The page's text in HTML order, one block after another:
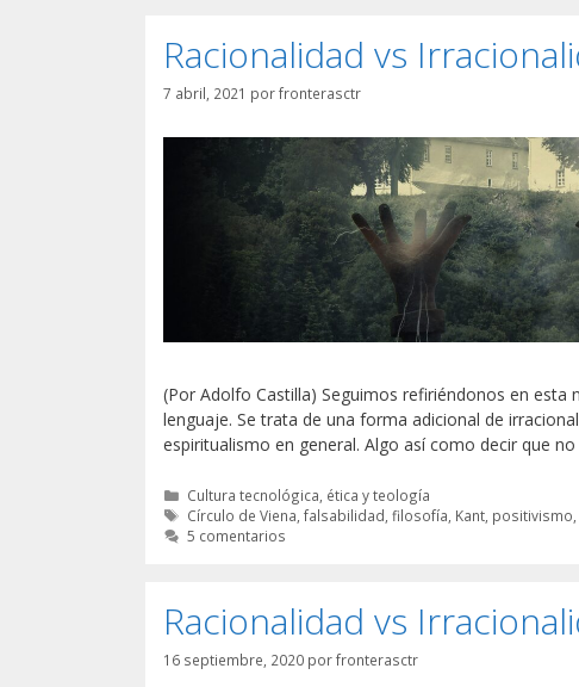
Racionalidad vs
7 abril, 2021 porfronterasctr
(Por Adolfo Castilla) Seguimos refiriéndonos en
lenguaje. Se trata de una forma adicional de
espiritualismo en general. Algo así como decir que
Categorías
Cultura tecnológica, ética y teología
Etiquetas
Círculo de Viena ,falsabilidad ,filosofía Kant positivismo
5 comentarios
Racionalidad vs
16 septiembre, 2020 porfronterasctr